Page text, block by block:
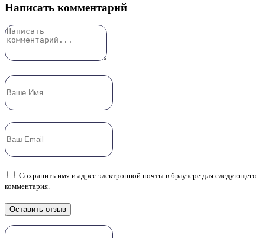
Написать комментарий
Сохранить имя и адрес электронной почты в браузере для следующего
комментария.